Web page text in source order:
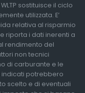
sostituisce il ciclo
utilizzata. E’
relativa al risparmio
riporta i dati inerenti a
rendimento del
non tecnici
di carburante e le
indicati potrebbero
scelto e di eventuali